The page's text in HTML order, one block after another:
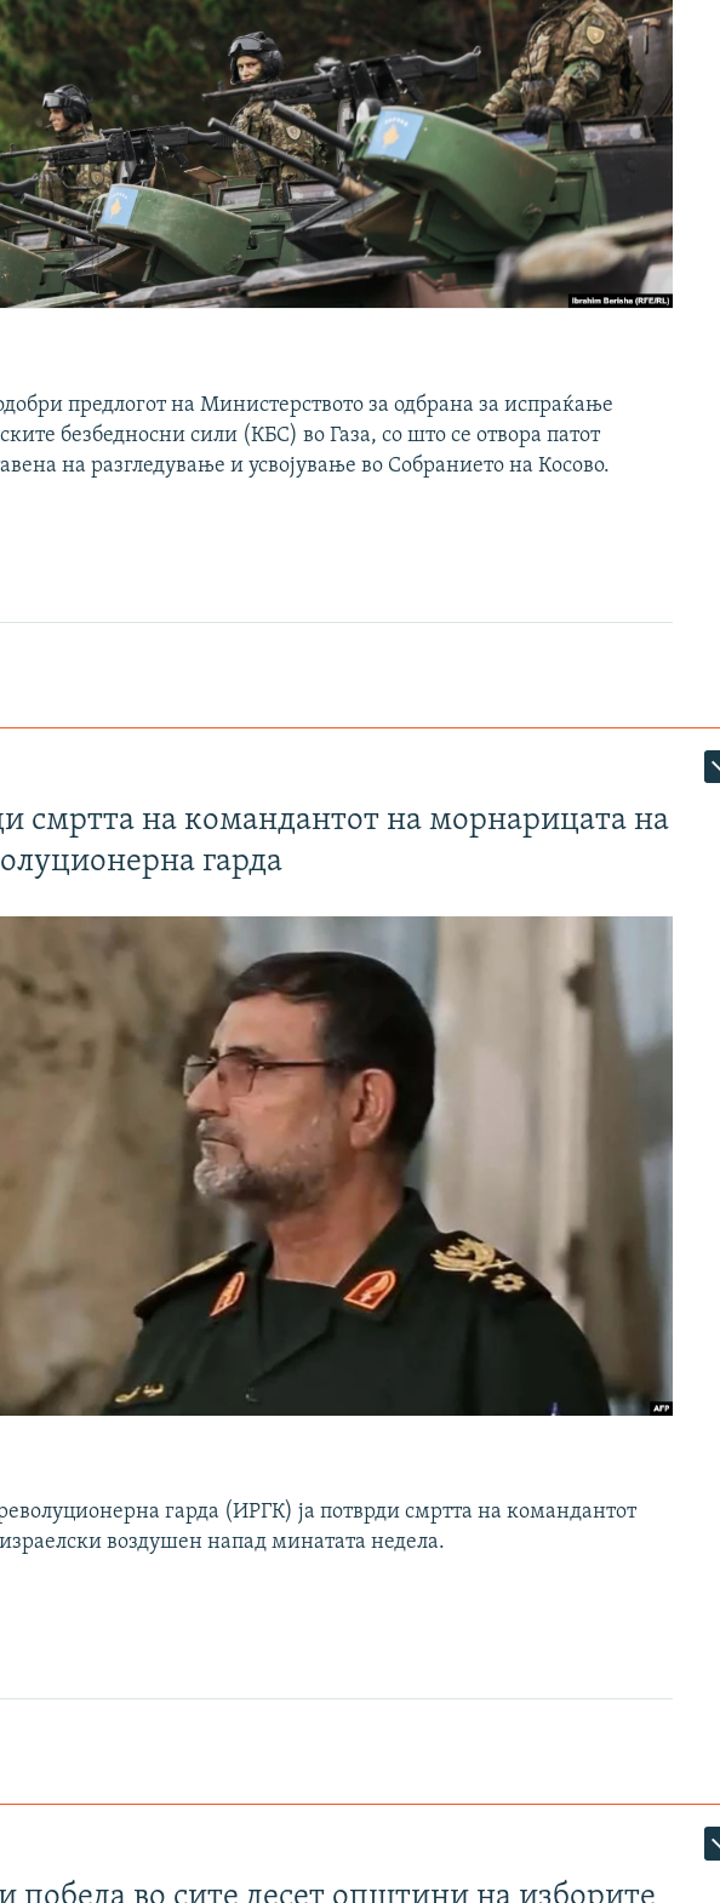
предлогот на Министерството за одбрана за испраќање
безбедносни сили (КБС) во Газа, со што се отвора патот
на разгледување и усвојување во Собранието на Косово.
смртта на командантот на морнарицата на
гарда
гарда (ИРГК) ја потврди смртта на командантот
воздушен напад минатата недела.